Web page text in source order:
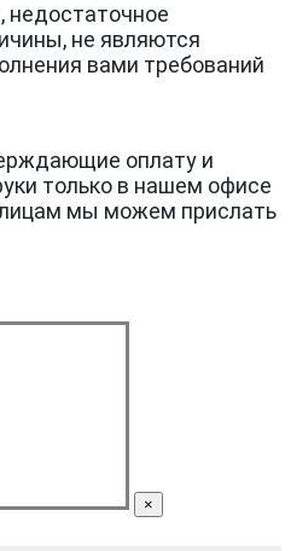
недостаточное
не являются
вами требований
оплату и
только в нашем офисе
мы можем прислать
×